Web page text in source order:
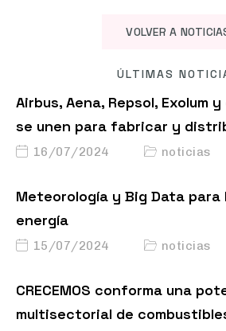
VOLVER A
ÚLTIMAS
Airbus, Aena, Repsol, Exolum
se unen para fabricar y
16/07/2024 noticias
Meteorología y Big Data
energía
15/07/2024 noticias
CRECEMOS conforma una
multisectorial de